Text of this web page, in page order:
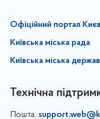
Офіційний портал
Київська міська рада
Київська міська
Технічна
Пошта: